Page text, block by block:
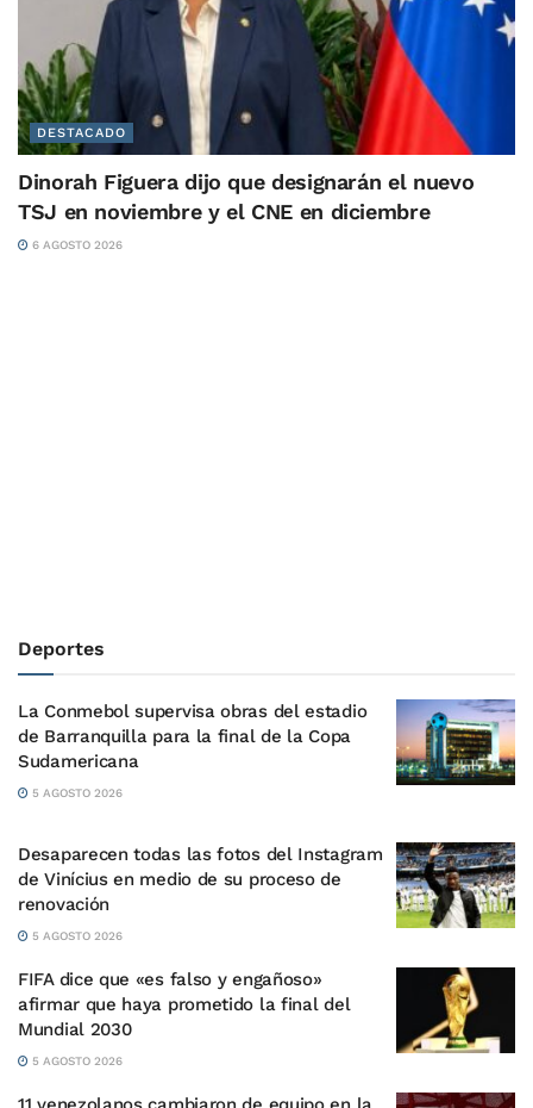
DESTACADO
Dinorah Figuera dijo que designarán el nuevo
TSJ en noviembre y el CNE en diciembre
6 AGOSTO 2026
Deportes
La Conmebol supervisa obras del estadio
de Barranquilla para la final de la Copa
Sudamericana
5 AGOSTO 2026
Desaparecen todas las fotos del Instagram
de Vinícius en medio de su proceso de
renovación
5 AGOSTO 2026
FIFA dice que «es falso y engañoso»
afirmar que haya prometido la final del
Mundial 2030
5 AGOSTO 2026